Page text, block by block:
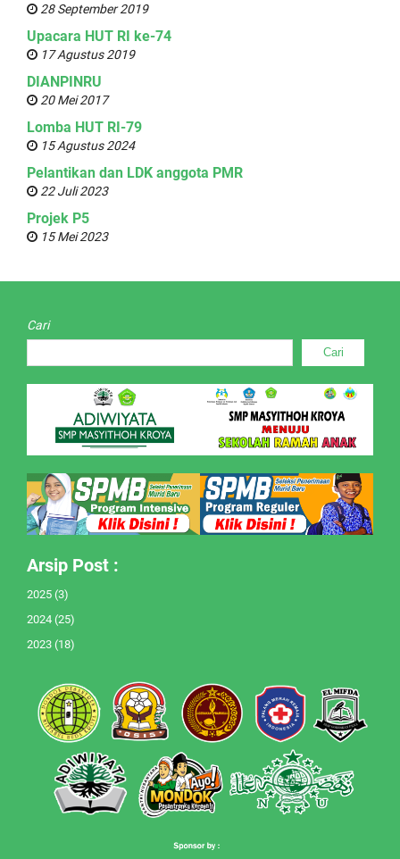
28 September 2019
Upacara HUT RI ke-74
17 Agustus 2019
DIANPINRU
20 Mei 2017
Lomba HUT RI-79
15 Agustus 2024
Pelantikan dan LDK anggota PMR
22 Juli 2023
Projek P5
15 Mei 2023
Cari
Cari
Arsip Post :
2025 (3)
2024 (25)
2023 (18)